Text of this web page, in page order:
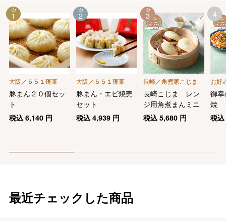
大阪／５５１蓬莱
豚まん２０個セッ
ト
税込 6,140円
1
大阪／５５１蓬莱
豚まん・エビ焼売
セット
税込4,939 円
2
長崎／角煮家こじま
長崎こじま レン
ジ用角煮まんミニ
税込5,680 円
3
お好
御
焼
税
4
最近チェックした商品